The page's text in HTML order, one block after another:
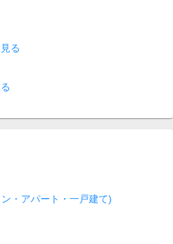
る
・アパート・一戸建て)